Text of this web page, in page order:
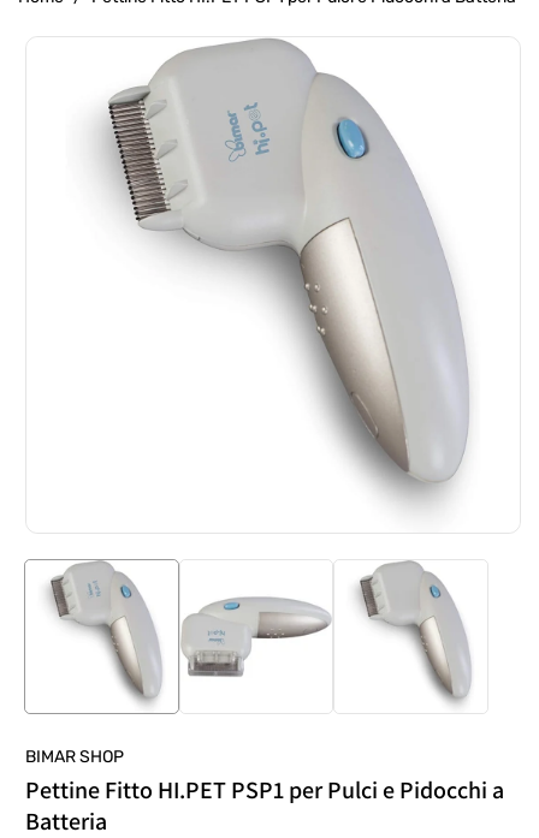
Sul Prodotto
BIMAR SHOP
Pettine Fitto HI.PET PSP1 per Pulci e Pidocchi a
Batteria